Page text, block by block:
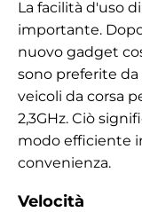
La facilità d'uso
importante.
nuovo gadget
sono preferite
veicoli da corsa
2,3GHz. Ciò
modo efficiente
convenienza.
Velocità